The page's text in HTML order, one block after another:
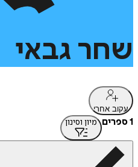
שחר גבאי
עקוב אחרי
1 ספרים מיון וסינון